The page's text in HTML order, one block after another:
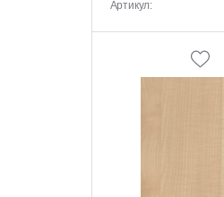
Артикул: